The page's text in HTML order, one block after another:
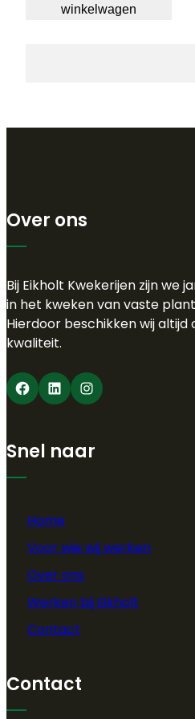
winkelwagen
Over ons
Bij Eikholt Kwekerijen zijn we
in het kweken van vaste
Hierdoor beschikken wij
kwaliteit.
Facebook LinkedIn Instagram
Snel naar
Home
Voor wie wij werken
Over ons
Werken bij Eikholt
Contact
Contact